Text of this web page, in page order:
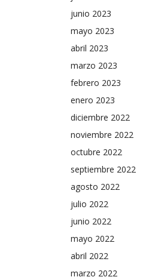
junio 2023
mayo 2023
abril 2023
marzo 2023
febrero 2023
enero 2023
diciembre 2022
noviembre 2022
octubre 2022
septiembre 2022
agosto 2022
julio 2022
junio 2022
mayo 2022
abril 2022
marzo 2022